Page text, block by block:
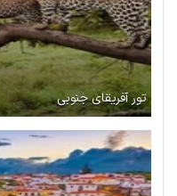
تور آفریقای جنوبی